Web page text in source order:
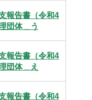
報告書（令和4
団体＿う
報告書（令和4
団体＿え
報告書（令和4